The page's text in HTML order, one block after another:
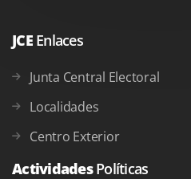
JCE Enlaces
Junta Central Electoral
Localidades
Centro Exterior
ActividadesPolíticas